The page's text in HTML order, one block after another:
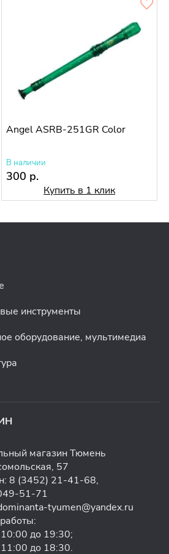
Angel ASRB-251GR Color
В наличии
300 р.
Купить в 1 клик
инструменты
оборудование, мультимедиа
магазин Тюмень
57
8 (3452) 21-41-68,
51-71
tyumen@yandex.ru
10:00 до 19:30;
до 18:30.